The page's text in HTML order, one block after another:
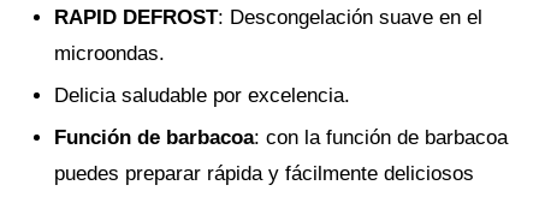
RAPID DEFROST: Descongelación suave en el
microondas.
Delicia saludable por excelencia.
Función de barbacoa: con la función de barbacoa
puedes preparar rápida y fácilmente deliciosos